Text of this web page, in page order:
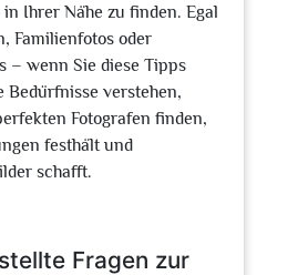
Ihrer Nähe zu finden. Egal
Familienfotos oder
– wenn Sie diese Tipps
Bedürfnisse verstehen,
Fotografen finden,
festhält und
schafft.
Fragen zur